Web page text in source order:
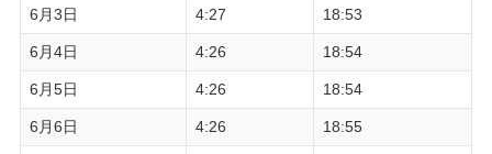
6月3日 4:27 18:53
6月4日 4:26 18:54
6月5日 4:26 18:54
6月6日 4:26 18:55